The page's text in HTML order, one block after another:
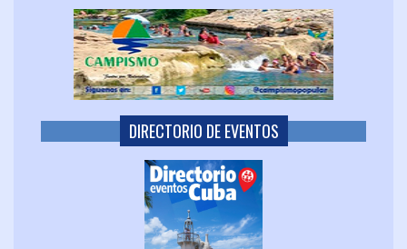
DIRECTORIO DE EVENTOS